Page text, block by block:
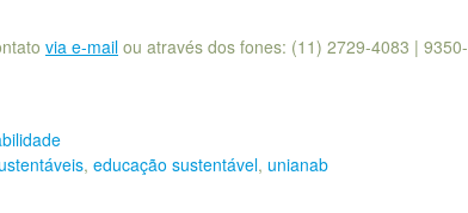
via e-mail ou através dos fones: (11) 2729-4083 | 9350-
, educação sustentável, unianab